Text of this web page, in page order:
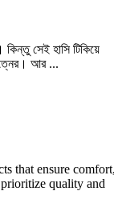
কিন্তু সেই হাসি টিকিয়ে
আর ...
that ensure
quality and